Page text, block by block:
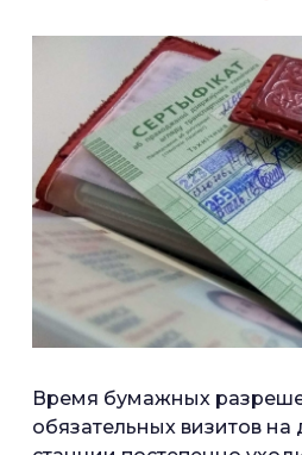
Время бумажных
обязательных визитов на